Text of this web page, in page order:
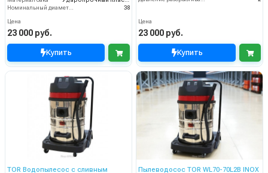
Номинальный диаметр принадлежностей (мм)
38
Цена
23 000 руб.
Купить
Цена
23 000 руб.
Купить
TOR Водопылесос с сливным
Пылеводосос TOR WL70-70L2B INOX